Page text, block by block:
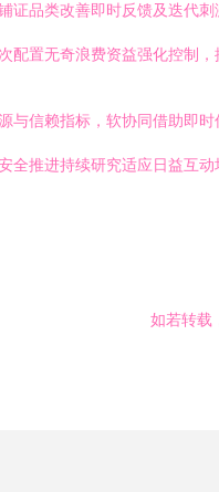
证品类改善即时反馈及迭代
配置无奇浪费资益强化控制
与信赖指标，软协同借助即
全推进持续研究适应日益互
如若转载